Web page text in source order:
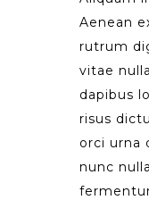
Aenean
rutrum
vitae
dapibus
risus
orci urna
nunc